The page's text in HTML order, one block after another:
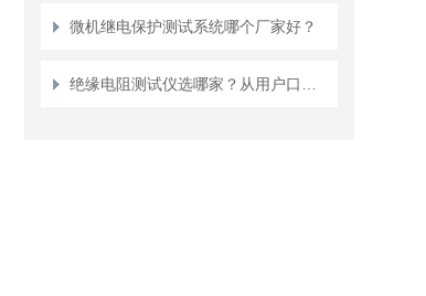
微机继电保护测试系统哪个厂家好？